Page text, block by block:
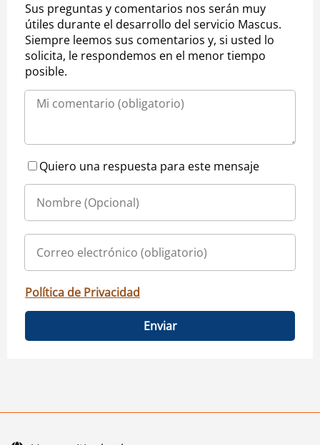
Sus preguntas y comentarios nos serán muy
útiles durante el desarrollo del servicio Mascus.
Siempre leemos sus comentarios y, si usted lo
solicita, le respondemos en el menor tiempo
posible.
Quiero una respuesta para este mensaje
Política de Privacidad
Enviar